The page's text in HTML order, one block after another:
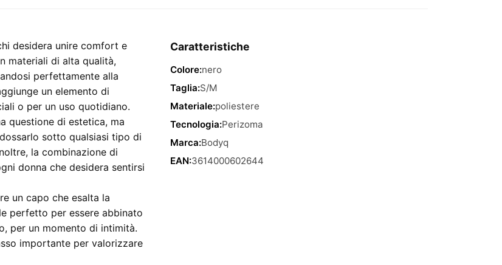
desidera unire comfort e
materiali di alta qualità,
perfettamente alla
un elemento di
o per un uso quotidiano.
questione di estetica, ma
sotto qualsiasi tipo di
la combinazione di
donna che desidera sentirsi
un capo che esalta la
perfetto per essere abbinato
per un momento di intimità.
importante per valorizzare
Caratteristiche
Colore:nero
Taglia:S/M
Materiale:poliestere
Tecnologia:Perizoma
Marca:Bodyq
EAN:3614000602644